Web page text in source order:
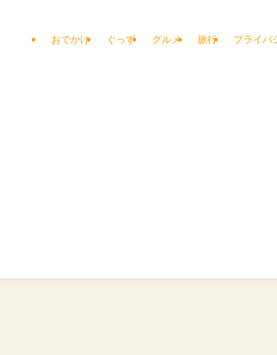
おでかけ ぐっず グルメ 旅行 プライバ